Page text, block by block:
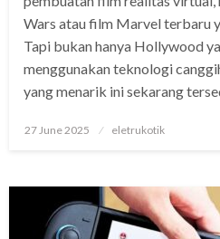
Wars atau film Marvel terbaru
Tapi bukan hanya Hollywood
menggunakan teknologi
yang menarik ini sekarang
Posted
27 June 2025 eletrukotik